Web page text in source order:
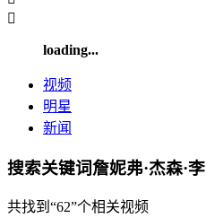

loading...
视频
明星
新闻
搜索关键词詹妮弗·杰森·李
共找到 “62”个相关视频